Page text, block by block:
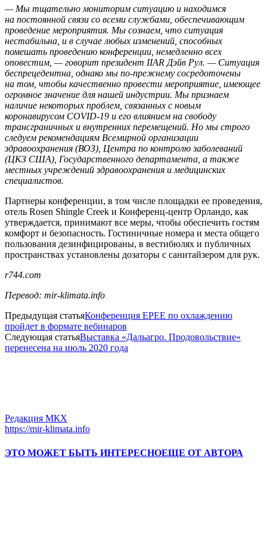
— Мы тщательно мониторим ситуацию и находимся
на постоянной связи со всеми службами, обеспечивающим
проведение мероприятия. Мы сознаем, что ситуация
нестабильна, и в случае любых изменений, способных
помешать проведению конференции, немедленно всех
оповестим, — говорит президент IIAR Дэйв Рул. — Ситуация
беспрецедентна, однако мы по-прежнему сосредоточены
на том, чтобы качественно провести мероприятие, имеющее
огромное значение для нашей индустрии. Мы признаем
наличие некоторых проблем, связанных с новым
коронавирусом COVID-19 и его влиянием на свободу
трансграничных и внутренних перемещений. Но мы строго
следуем рекомендациям Всемирной организации
здравоохранения (ВОЗ), Центра по контролю заболеваний
(ЦКЗ США), Государственного департамента, а также
местных учреждений здравоохранения и медицинских
специалистов.
Партнеры конференции, в том числе площадки ее проведения,
отель Rosen Shingle Creek и Конференц-центр Орландо, как
утверждается, принимают все меры, чтобы обеспечить гостям
комфорт и безопасность. Гостиничные номера и места общего
пользования дезинфицированы, в вестибюлях и публичных
пространствах установлены дозаторы с санитайзером для рук.
r744.com
Перевод: mir-klimata.info
Предыдущая статьяКонференция EPEE по охлаждению
пройдет в формате вебинаров
Следующая статьяВыставка «Дальагро. Продовольствие»
перенесена на июль 2020 года
Редакция МКХ
https://mir-klimata.info
ЭТО МОЖЕТ БЫТЬ ИНТЕРЕСНОЕЩЕ ОТ АВТОРА